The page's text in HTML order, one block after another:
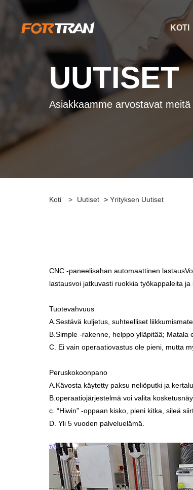
KOTI
UUTISET
Asiakkaamme arvostavat meitä
Koti > Uutiset > Yrityksen Uutiset
CNC -paneelisahan automaattinen lastaus
lastausvoi jatkuvasti ruokkia työkappaleita
Tuotevahvuus
A.Sestävä kuljetus, suhteelliset
B.Simple -rakenne, helppo ylläpitää; Matala
C. Ei vain operaatiovastus ole pieni, mutta
Peruskokoonpano
A.Kävosta käytetty paksu neliöputki ja
B.operaatiojärjestelmä voi valita
c. “Hiwin” -oppaan kisko, pieni kitka, sileä
D. Yli 5 vuoden palveluelämä.